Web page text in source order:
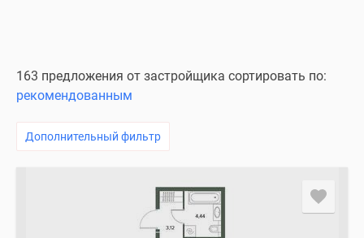
163 предложения от застройщика сортировать по:
рекомендованным
Дополнительный фильтр